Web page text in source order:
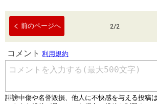
前のページへ 2/2